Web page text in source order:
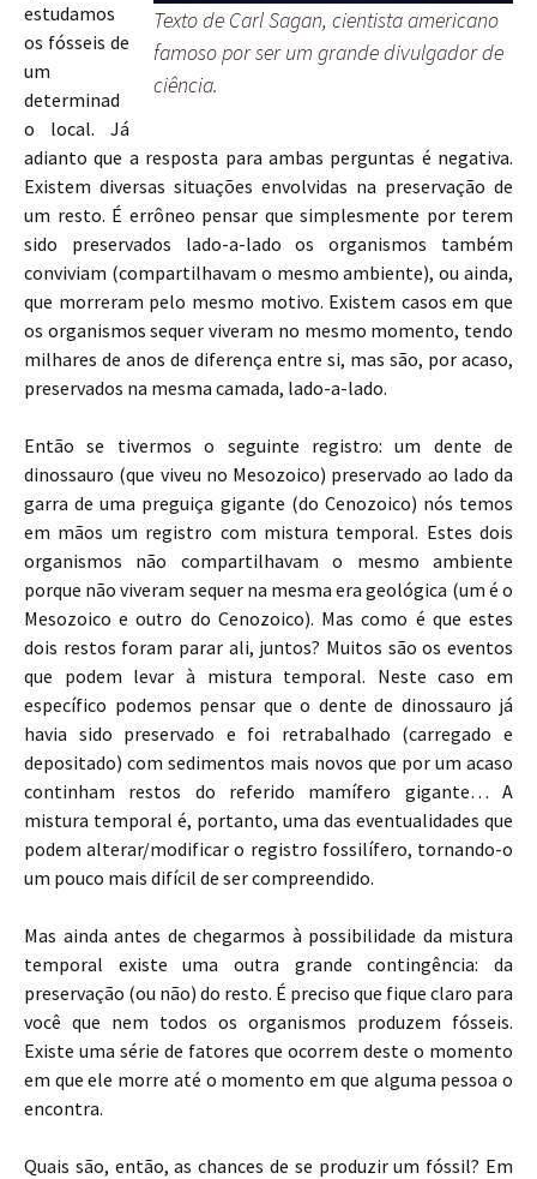
Texto de Carl Sagan, cientista americano
famoso por ser um grande divulgador de
ciência.
estudamos
os fósseis de
um
determinad
o local. Já
adianto que a resposta para ambas perguntas é negativa.
Existem diversas situações envolvidas na preservação de
um resto. É errôneo pensar que simplesmente por terem
sido preservados lado-a-lado os organismos também
conviviam (compartilhavam o mesmo ambiente), ou ainda,
que morreram pelo mesmo motivo. Existem casos em que
os organismos sequer viveram no mesmo momento, tendo
milhares de anos de diferença entre si, mas são, por acaso,
preservados na mesma camada, lado-a-lado.
Então se tivermos o seguinte registro: um dente de
dinossauro (que viveu no Mesozoico) preservado ao lado da
garra de uma preguiça gigante (do Cenozoico) nós temos
em mãos um registro com mistura temporal. Estes dois
organismos não compartilhavam o mesmo ambiente
porque não viveram sequer na mesma era geológica (um é o
Mesozoico e outro do Cenozoico). Mas como é que estes
dois restos foram parar ali, juntos? Muitos são os eventos
que podem levar à mistura temporal. Neste caso em
específico podemos pensar que o dente de dinossauro já
havia sido preservado e foi retrabalhado (carregado e
depositado) com sedimentos mais novos que por um acaso
continham restos do referido mamífero gigante… A
mistura temporal é, portanto, uma das eventualidades que
podem alterar/modificar o registro fossilífero, tornando-o
um pouco mais difícil de ser compreendido.
Mas ainda antes de chegarmos à possibilidade da mistura
temporal existe uma outra grande contingência: da
preservação (ou não) do resto. É preciso que fique claro para
você que nem todos os organismos produzem fósseis.
Existe uma série de fatores que ocorrem deste o momento
em que ele morre até o momento em que alguma pessoa o
encontra.
Quais são, então, as chances de se produzir um fóssil? Em